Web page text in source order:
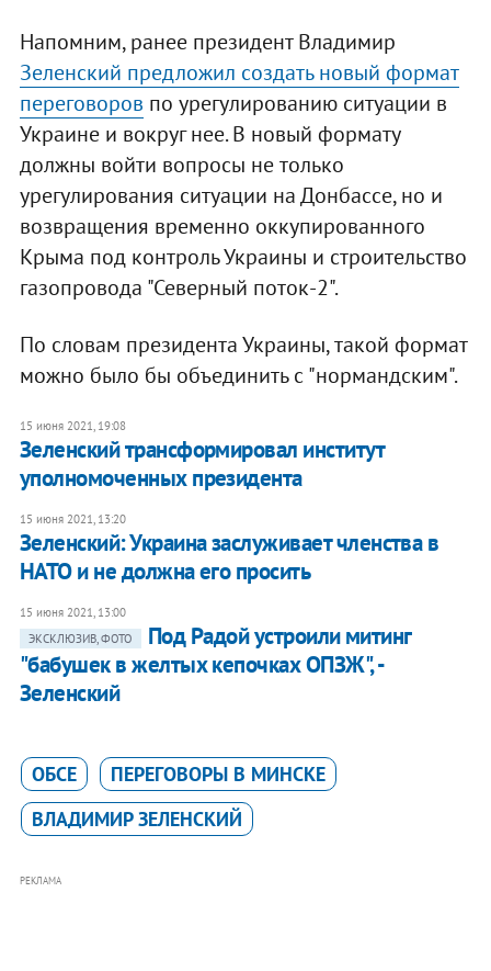
Напомним, ранее президент Владимир
Зеленский предложил создать новый формат
переговоров по урегулированию ситуации в
Украине и вокруг нее. В новый формату
должны войти вопросы не только
урегулирования ситуации на Донбассе, но и
возвращения временно оккупированного
Крыма под контроль Украины и строительство
газопровода "Северный поток-2".
По словам президента Украины, такой формат
можно было бы объединить с "нормандским".
15 июня 2021, 19:08
Зеленский трансформировал институт
уполномоченных президента
15 июня 2021, 13:20
Зеленский: Украина заслуживает членства в
НАТО и не должна его просить
15 июня 2021, 13:00
ЭКСКЛЮЗИВ, ФОТО
Под Радой устроили митинг
"бабушек в желтых кепочках ОПЗЖ", -
Зеленский
ОБСЕ
ПЕРЕГОВОРЫ В МИНСКЕ
ВЛАДИМИР ЗЕЛЕНСКИЙ
РЕКЛАМА